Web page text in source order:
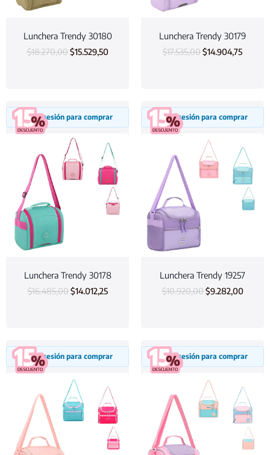
Lunchera Trendy 30180
$18.270,00 $15.529,50
Lunchera Trendy 30179
$17.535,00$14.904,75
Inicia sesión para comprar
Lunchera Trendy 30178
$16.485,00 $14.012,25
Inicia sesión para comprar
Lunchera Trendy 19257
$10.920,00 $9.282,00
Inicia sesión para comprar Inicia sesión para comprar